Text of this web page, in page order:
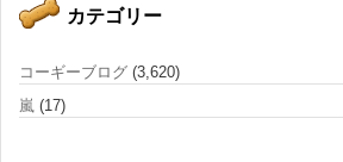
カテゴリー
コーギーブログ (3,620)
嵐 (17)